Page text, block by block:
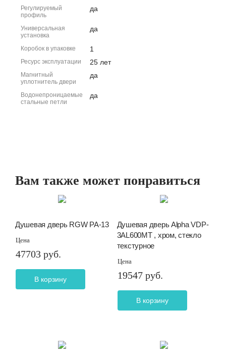
Регулируемый
профиль
да
Универсальная
установка
да
Коробок в упаковке 1
Ресурс эксплуатации 25 лет
Магнитный
уплотнитель двери
да
Водонепроницаемые
стальные петли
да
Вам также может понравиться
Душевая дверь RGW PA-13
Цена
47703 руб.
В корзину
Душевая дверь Alpha VDP-
3AL600MT , хром, стекло
текстурное
Цена
19547 руб.
В корзину